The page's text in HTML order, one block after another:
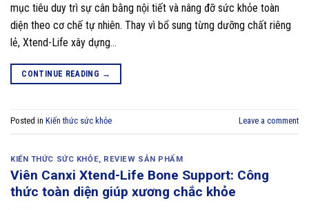
mục tiêu duy trì sự cân bằng nội tiết và nâng đỡ sức khỏe toàn
diện theo cơ chế tự nhiên. Thay vì bổ sung từng dưỡng chất riêng
lẻ, Xtend-Life xây dựng…
CONTINUE READING →
Posted in Kiến thức sức khỏe Leave a comment
KIẾN THỨC SỨC KHỎE, REVIEW SẢN PHẨM
Viên Canxi Xtend-Life Bone Support: Công
thức toàn diện giúp xương chắc khỏe